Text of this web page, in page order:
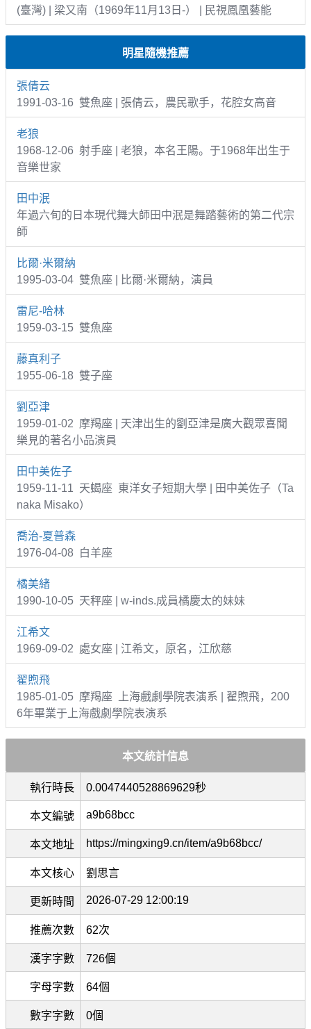
(臺灣) | 梁又南（1969年11月13日-） | 民視鳳凰藝能
明星隨機推薦
張倩云
1991-03-16 雙魚座 | 張倩云，農民歌手，花腔女高音
老狼
1968-12-06 射手座 | 老狼，本名王陽。于1968年出生于
音樂世家
田中泯
年過六旬的日本現代舞大師田中泯是舞踏藝術的第二代宗
師
比爾·米爾納
1995-03-04 雙魚座 | 比爾·米爾納，演員
雷尼-哈林
1959-03-15 雙魚座
藤真利子
1955-06-18 雙子座
劉亞津
1959-01-02 摩羯座 | 天津出生的劉亞津是廣大觀眾喜聞
樂見的著名小品演員
田中美佐子
1959-11-11 天蝎座 東洋女子短期大學 | 田中美佐子（Ta
naka Misako）
喬治-夏普森
1976-04-08 白羊座
橘美緒
1990-10-05 天秤座 | w-inds.成員橘慶太的妹妹
江希文
1969-09-02 處女座 | 江希文，原名，江欣慈
翟煦飛
1985-01-05 摩羯座 上海戲劇學院表演系 | 翟煦飛，200
6年畢業于上海戲劇學院表演系
本文統計信息
執行時長 0.0047440528869629秒
本文編號 a9b68bcc
本文地址 https://mingxing9.cn/item/a9b68bcc/
本文核心 劉思言
更新時間 2026-07-29 12:00:19
推薦次數 62次
漢字字數 726個
字母字數 64個
數字字數 0個